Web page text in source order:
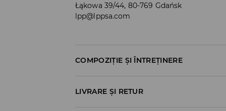
Łąkowa 39/44, 80-769 Gdańsk
lpp@lppsa.com
COMPOZIȚIE ȘI ÎNTREȚINERE
PRIMUL MATERIAL : 95% POLIESTER, 5%
PRIMA CAPTUSEALA
LIVRARE ȘI RETUR